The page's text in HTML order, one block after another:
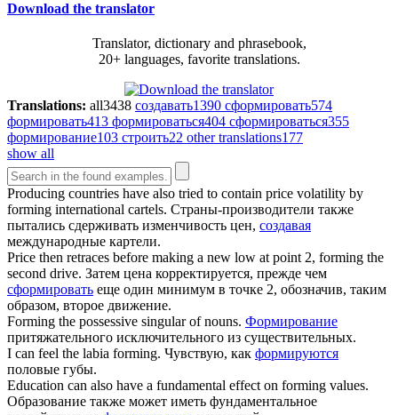
Download the translator
Translator, dictionary and phrasebook,
20+ languages, favorite translations.
Translations: all3438 создавать1390 сформировать574
формировать413 формироваться404 сформироваться355
формирование103 строить22 other translations177
show all
Producing countries have also tried to contain price volatility by
forming international cartels. Страны-производители также
пытались сдерживать изменчивость цен, создавая
международные картели.
Price then retraces before making a new low at point 2, forming the
second drive. Затем цена корректируется, прежде чем
сформировать еще один минимум в точке 2, обозначив, таким
образом, второе движение.
Forming the possessive singular of nouns. Формирование
притяжательного исключительного из существительных.
I can feel the labia forming. Чувствую, как формируются
половые губы.
Education can also have a fundamental effect on forming values.
Образование также может иметь фундаментальное